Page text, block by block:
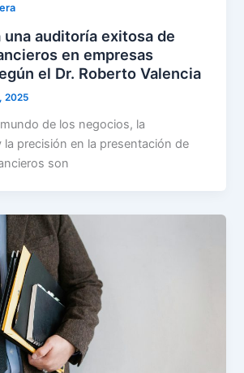
una auditoría exitosa de
en empresas
el Dr. Roberto Valencia
2025
de los negocios, la
la precisión en la presentación de
son